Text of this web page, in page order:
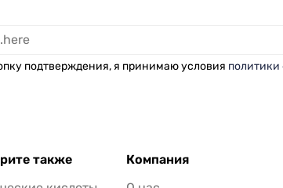
подтверждения, я принимаю условия политики
также
Компания